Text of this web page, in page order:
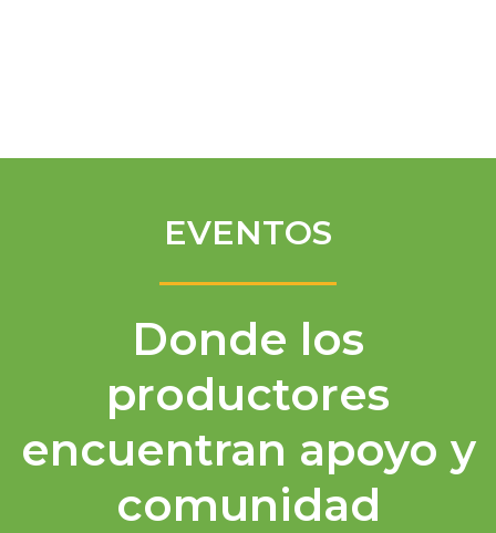
EVENTOS
Donde los
productores
encuentran apoyo y
comunidad